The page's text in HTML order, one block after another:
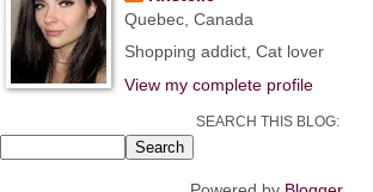
Quebec, Canada
Shopping addict, Cat lover
View my complete profile
SEARCH THIS BLOG: